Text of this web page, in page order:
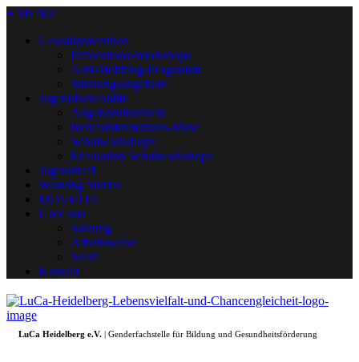
+ MENU
Gewaltprävention
Präventions-Workshops
Anti-Mobbing-Programm
Stärkungsangebote
Jugendberufshilfe
Angebotsübersicht
Berufsinformations-börse
Schulworkshops
Evaluation Schulworkshops
Jugendtreff
Weaving Stories
MOVETIA
Über uns
Satzung
Arbeitsweise
Team
Kontakt
LuCa Heidelberg e.V. | Genderfachstelle für Bildung und Gesundheitsförderung